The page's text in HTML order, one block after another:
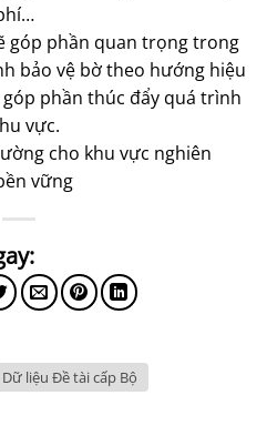
góp phần quan trọng trong
bảo vệ bờ theo hướng hiệu
phần thúc đẩy quá trình
vực.
cho khu vực nghiên
vững
Dữ liệu Đề tài cấp Bộ